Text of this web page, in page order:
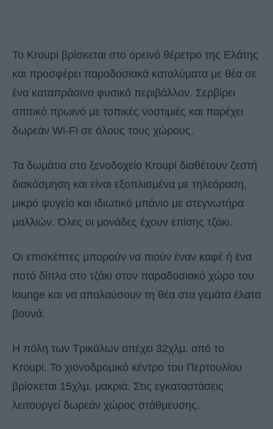
Το Kroupi βρίσκεται στο ορεινό θέρετρο της Ελάτης
και προσφέρει παραδοσιακά καταλύματα με θέα σε
ένα καταπράσινο φυσικό περιβάλλον. Σερβίρει
σπιτικό πρωινό με τοπικές νοστιμιές και παρέχει
δωρεάν Wi-Fi σε όλους τους χώρους.
Τα δωμάτια στο ξενοδοχείο Kroupi διαθέτουν ζεστή
διακόσμηση και είναι εξοπλισμένα με τηλεόραση,
μικρό ψυγείο και ιδιωτικό μπάνιο με στεγνωτήρα
μαλλιών. Όλες οι μονάδες έχουν επίσης τζάκι.
Οι επισκέπτες μπορούν να πιούν έναν καφέ ή ένα
ποτό δίπλα στο τζάκι στον παραδοσιακό χώρο του
lounge και να απολαύσουν τη θέα στα γεμάτα έλατα
βουνά.
Η πόλη των Τρικάλων απέχει 32χλμ. από το
Kroupi. Το χιονοδρομικό κέντρο του Περτουλίου
βρίσκεται 15χλμ. μακριά. Στις εγκαταστάσεις
λειτουργεί δωρεάν χώρος στάθμευσης.